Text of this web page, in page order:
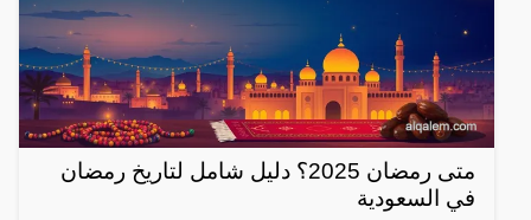
متى رمضان 2025؟ دليل شامل لتاريخ رمضان
في السعودية